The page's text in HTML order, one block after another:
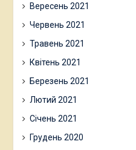
Вересень 2021
Червень 2021
Травень 2021
Квітень 2021
Березень 2021
Лютий 2021
Січень 2021
Грудень 2020